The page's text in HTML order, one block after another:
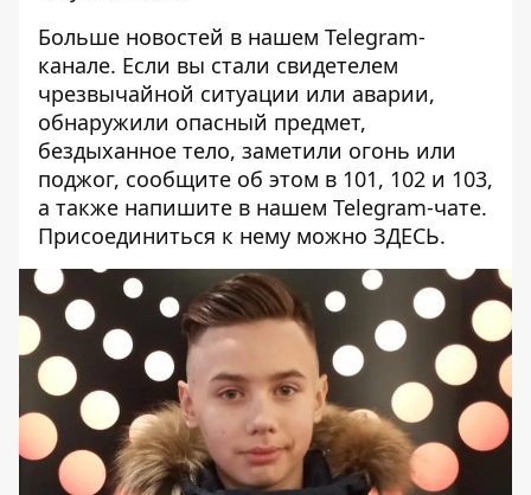
Больше новостей в нашем Telegram-
канале. Если вы стали свидетелем
чрезвычайной ситуации или аварии,
обнаружили опасный предмет,
бездыханное тело, заметили огонь или
поджог, сообщите об этом в 101, 102 и 103,
а также напишите в нашем Telegram-чате.
Присоединиться к нему можно ЗДЕСЬ.